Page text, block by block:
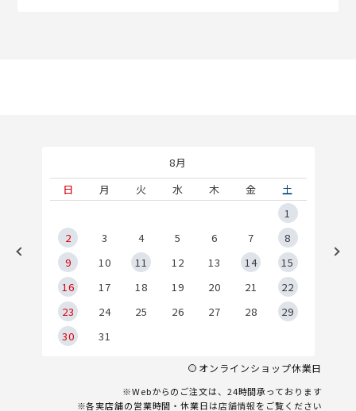
8月
日
月 火 水 木 金
土
1
2
3 4 5 6 7
8
9
10 11 12 13 14
15
16
17 18 19 20 21
22
23
24 25 26 27 28
29
30
31
オンラインショップ休業日
※Webからのご注文は、24時間承っております
※各実店舗の営業時間・休業日は店舗情報をご覧ください